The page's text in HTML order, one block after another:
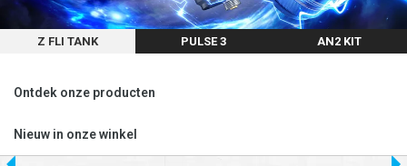
Z FLI TANK PULSE 3 AN2 KIT
Ontdek onze producten
Nieuw in onze winkel